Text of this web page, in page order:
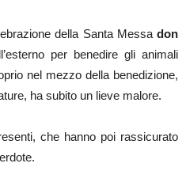
della Santa Messa don
per benedire gli animali
nel mezzo della benedizione,
ha subito un lieve malore.
che hanno poi rassicurato